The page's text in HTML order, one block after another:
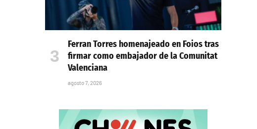
Ferran Torres homenajeado en Foios tras
firmar como embajador de la Comunitat
Valenciana
agosto 7, 2026